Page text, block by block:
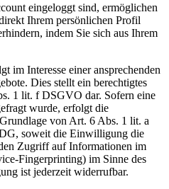
eingeloggt sind, ermöglichen
Ihrem persönlichen Profil
indem Sie sich aus Ihrem
im Interesse einer ansprechenden
Dies stellt ein berechtigtes
1 lit. f DSGVO dar. Sofern eine
wurde, erfolgt die
von Art. 6 Abs. 1 lit. a
soweit die Einwilligung die
Zugriff auf Informationen im
Fingerprinting) im Sinne des
ist jederzeit widerrufbar.